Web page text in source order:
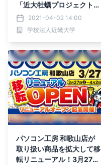
「近大牡蠣プロジェクト」
学生食堂リニューアルオ
ープン初日にレシピ審査会
を開催
2021-04-02 14:00
学校法人近畿大学
パソコン工房 和歌山店が
取り扱い商品を拡大して移
転リニューアル！3月27日